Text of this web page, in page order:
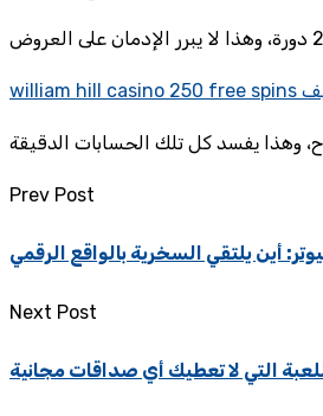
Prev Post
أين يلتقي السخرية بالواقع الرقمي
Next Post
التي لا تعطيك أي صداقات مجانية